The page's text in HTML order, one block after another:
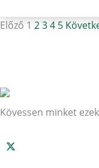
Előző 1 234 5
Kövessen minket